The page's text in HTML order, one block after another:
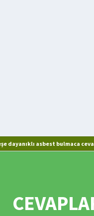
dayanıklı asbest bulmaca